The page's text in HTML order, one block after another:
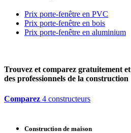
Prix porte-fenêtre en PVC
Prix porte-fenêtre en bois
Prix porte-fenêtre en aluminium
Trouvez et comparez gratuitement et
des professionnels de la construction
Comparez 4 constructeurs
Construction de maison